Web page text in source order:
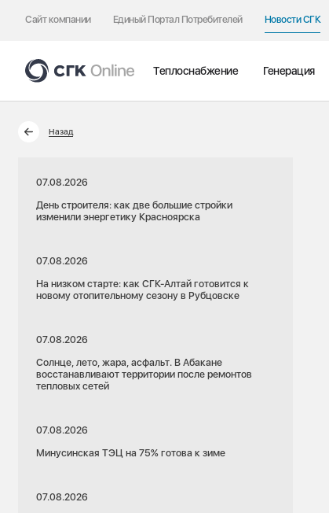
Сайт компании Единый Портал Потребителей Новости СГК
Теплоснабжение Генерация
Назад
07.08.2026
День строителя: как две большие стройки
изменили энергетику Красноярска
07.08.2026
На низком старте: как СГК-Алтай готовится к
новому отопительному сезону в Рубцовске
07.08.2026
Солнце, лето, жара, асфальт. В Абакане
восстанавливают территории после ремонтов
тепловых сетей
07.08.2026
Минусинская ТЭЦ на 75% готова к зиме
07.08.2026